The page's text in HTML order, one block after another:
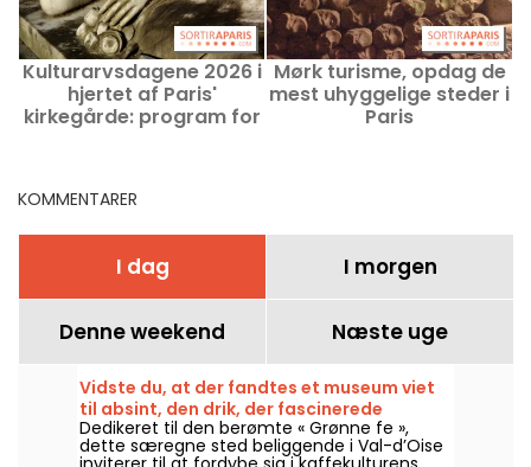
Kulturarvsdagene 2026 i
hjertet af Paris'
kirkegårde: program for
Mørk turisme, opdag de
mest uhyggelige steder i
Paris
KOMMENTARER
I dag I morgen
Denne weekend Næste uge
Vidste du, at der fandtes et museum viet
til absint, den drik, der fascinerede
kunstnerne, i Val-d'Oise?
Dedikeret til den berømte « Grønne fe »,
dette særegne sted beliggende i Val-d’Oise